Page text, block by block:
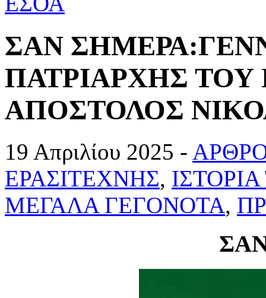
ΣΑΝ
ΠΑΤΡΙΑΡΧΗΣ
ΑΠΟΣΤΟΛΟΣ
19 Απριλίου 2025 -
ΕΡΑΣΙΤΕΧΝΗΣ,
ΜΕΓΑΛΑ ΓΕΓΟΝΟΤΑ,